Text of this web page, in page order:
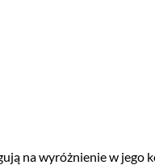
na wyróżnienie w jego